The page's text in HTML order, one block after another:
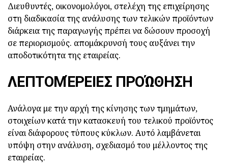
Διευθυντές, οικονομολόγοι, στελέχη της επιχείρησης
στη διαδικασία της ανάλυσης των τελικών προϊόντων
διάρκεια της παραγωγής πρέπει να δώσουν προσοχή
σε περιορισμούς. απομάκρυνσή τους αυξάνει την
αποδοτικότητα της εταιρείας.
ΛΕΠΤΟΜΈΡΕΙΕΣ ΠΡΟΏΘΗΣΗ
Ανάλογα με την αρχή της κίνησης των τμημάτων,
στοιχείων κατά την κατασκευή του τελικού προϊόντος
είναι διάφορους τύπους κύκλων. Αυτό λαμβάνεται
υπόψη στην ανάλυση, σχεδιασμό του μέλλοντος της
εταιρείας.